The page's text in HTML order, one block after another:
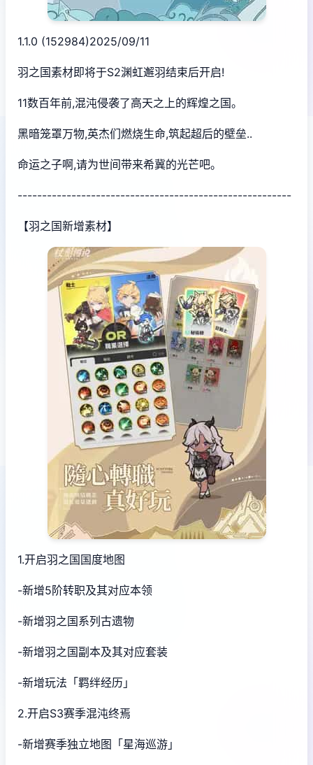
1.1.0 (152984)2025/09/11
羽之国素材即将于S2渊虹邂羽结束后开启!
11数百年前,混沌侵袭了高天之上的辉煌之国。
黑暗笼罩万物,英杰们燃烧生命,筑起超后的壁垒..
命运之子啊,请为世间带来希冀的光芒吧。
--------------------------------------------------------
【羽之国新增素材】
1.开启羽之国国度地图
-新增5阶转职及其对应本领
-新增羽之国系列古遗物
-新增羽之国副本及其对应套装
-新增玩法「羁绊经历」
2.开启S3赛季混沌终焉
-新增赛季独立地图「星海巡游」